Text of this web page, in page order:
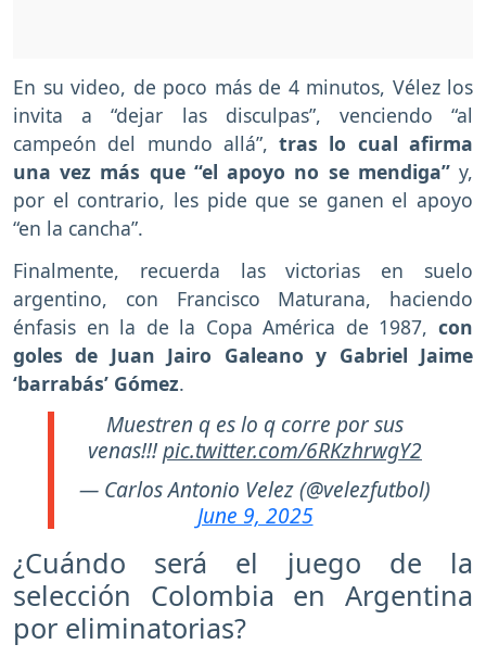
En su video, de poco más de 4 minutos, Vélez los
invita a “dejar las disculpas”, venciendo “al
campeón del mundo allá”,tras lo cual afirma
una vez más que “el apoyo no se mendiga”y,
por el contrario, les pide que se ganen el apoyo
“en la cancha”.
Finalmente, recuerda las victorias en suelo
argentino, con Francisco Maturana, haciendo
énfasis en la de la Copa América de 1987, con
goles de Juan Jairo Galeano y Gabriel Jaime
‘barrabás’ Gómez.
Muestren q es lo q corre por sus
venas!!!pic.twitter.com/6RKzhrwgY2
— Carlos Antonio Velez (@velezfutbol)
June 9, 2025
¿Cuándo será el juego de la
selección Colombia en Argentina
por eliminatorias?